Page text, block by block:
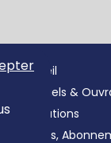
Accueil
Matériels &
Évaluations
Revues,